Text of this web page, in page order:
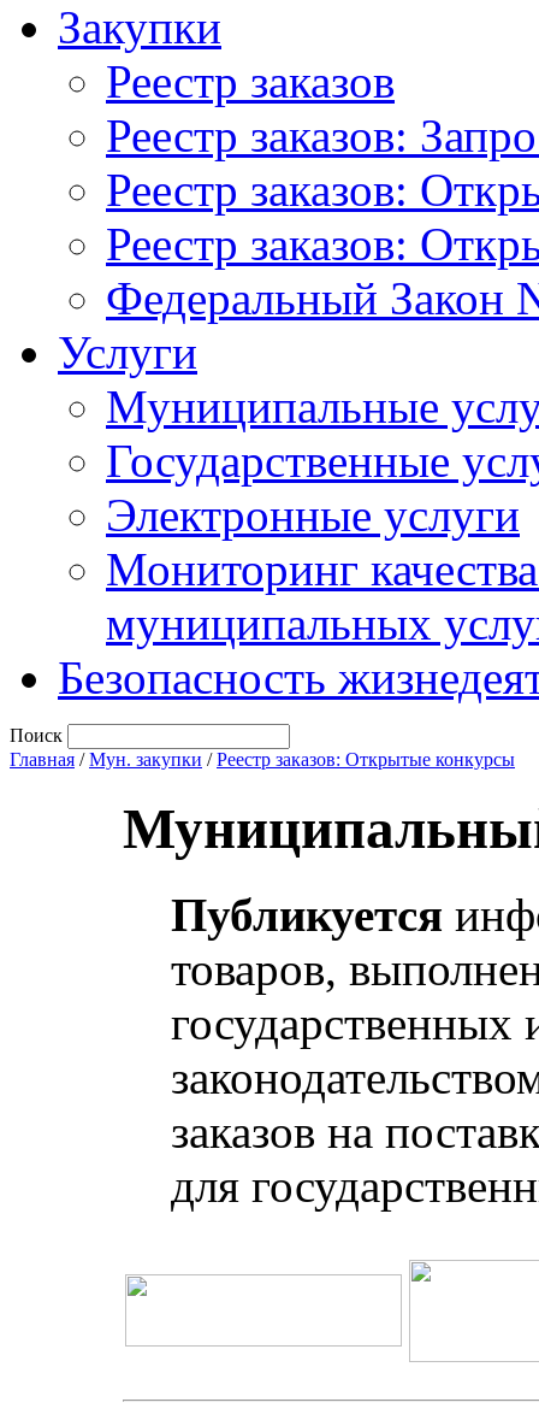
Закупки
Реестр заказов
Реестр заказов:
Реестр заказов:
Реестр заказов:
Федеральный Закон
Услуги
Муниципальные
Государственные
Электронные услуги
Мониторинг
муниципальных
Безопасность
Поиск
Главная /Мун. закупки /Реестр заказов: Открытые конкурсы
Публикуется
товаров,
заказов на
для